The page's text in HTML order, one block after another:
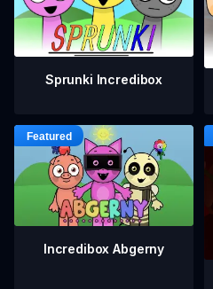
Sprunki Incredibox
Incredibox Abgerny